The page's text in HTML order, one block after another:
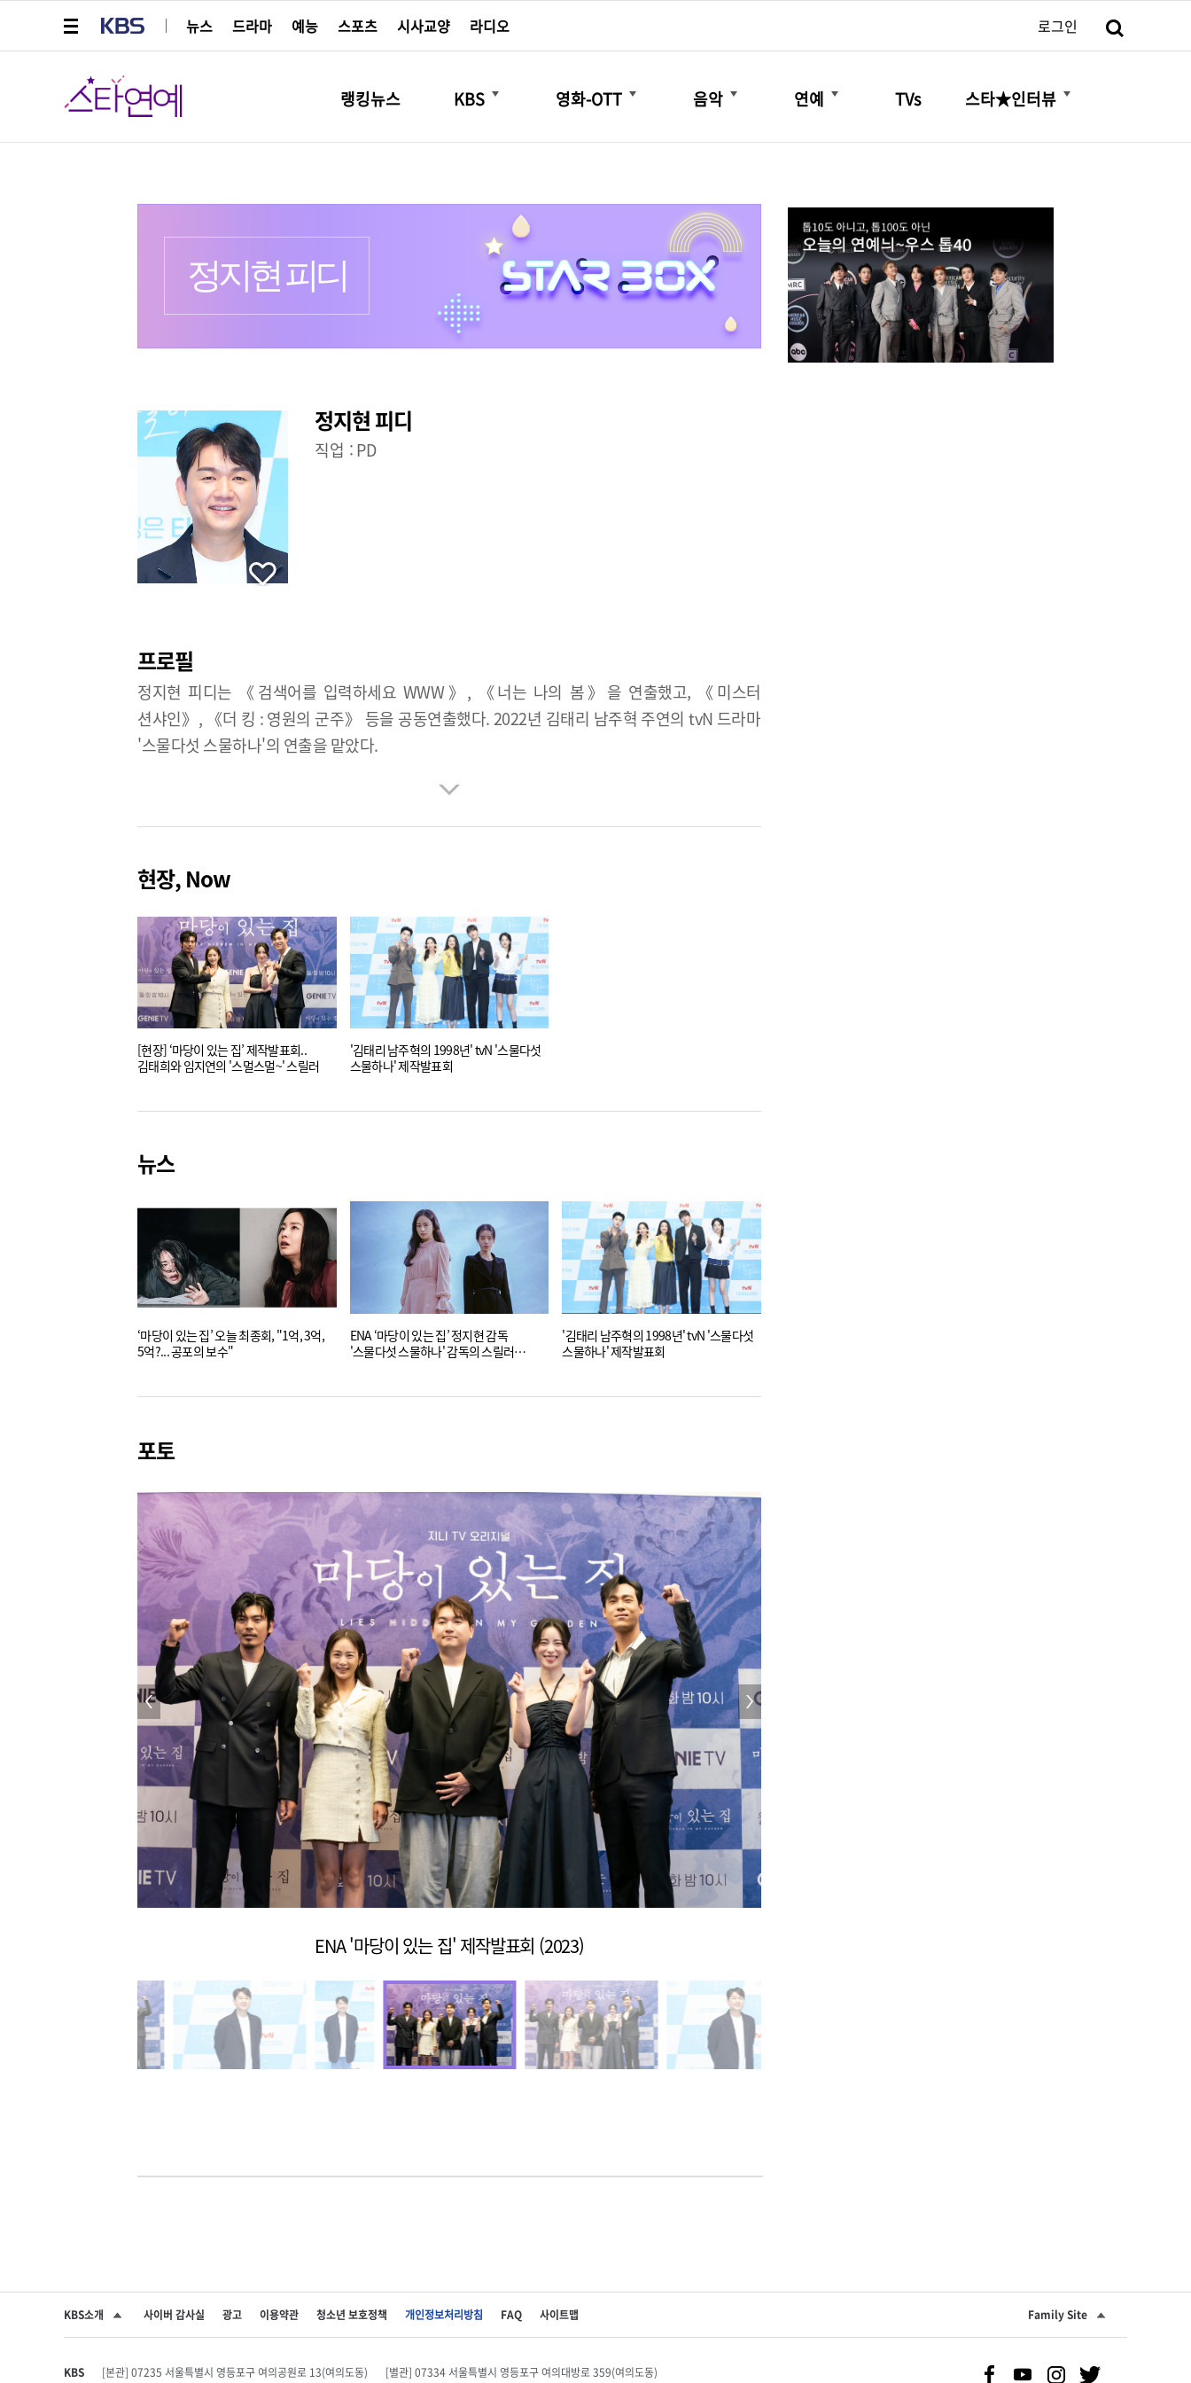
뉴스
드라마 예능 스포츠 시사교양 라디오 로그인
스타연예
랭킹뉴스 KBS
더보기
영화-OTT
더보기
음악
더보기
연예
더보기
TVs 스타★인터뷰
더보기
정지현 피디
프로필
정지현 피디
직업 :PD
프로필
정지현 피디는 《검색어를 입력하세요 WWW》, 《너는 나의 봄》을 연출했고, 《미스터
션샤인》, 《더 킹 : 영원의 군주》 등을 공동연출했다. 2022년 김태리 남주혁 주연의 tvN 드라마
'스물다섯 스물하나'의 연출을 맡았다.
더보기
현장, Now
[현장] ‘마당이 있는 집’ 제작발표회..
김태희와 임지연의 '스멀스멀~' 스릴러
'김태리 남주혁의 1998년' tvN '스물다섯
스물하나' 제작발표회
뉴스
‘마당이 있는 집’ 오늘 최종회, "1억, 3억,
5억?... 공포의 보수"
ENA ‘마당이 있는 집’ 정지현 감독
'스물다섯 스물하나' 감독의 스릴러
'김태리 남주혁의 1998년' tvN '스물다섯
스물하나' 제작발표회
포토
ENA '마당이 있는 집' 제작발표회 (2023)
KBS소개 사이버 감사실 광고 이용약관 청소년 보호정책 개인정보처리방침 FAQ 사이트맵 Family Site
KBS [본관] 07235 서울특별시 영등포구 여의공원로 13(여의도동) [별관] 07334 서울특별시 영등포구 여의대방로 359(여의도동)
SNS 공유하기